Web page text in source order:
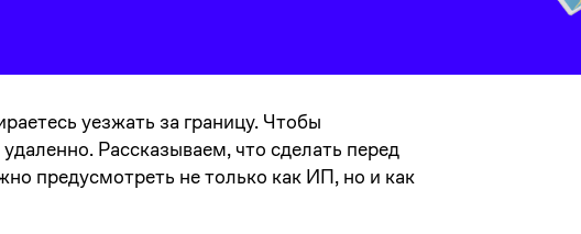
уезжать за границу. Чтобы
Рассказываем, что сделать перед
предусмотреть не только как ИП, но и как